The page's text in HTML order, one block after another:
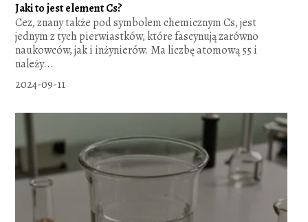
Jaki to jest element Cs?
Cez, znany także pod symbolem chemicznym Cs, jest
jednym z tych pierwiastków, które fascynują zarówno
naukowców, jak i inżynierów. Ma liczbę atomową 55 i
należy...
2024-09-11